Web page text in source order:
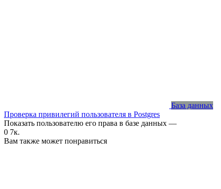
База данных
Проверка привилегий пользователя в Postgres
Показать пользователю его права в базе данных —
0 7к.
Вам также может понравиться